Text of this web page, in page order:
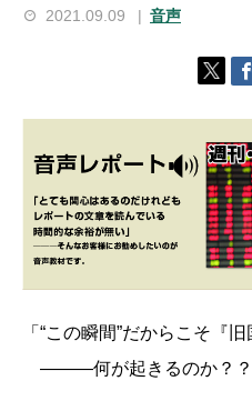
2021.09.09 音声
「“この瞬間”だからこそ『
―――何が起きるのか？？